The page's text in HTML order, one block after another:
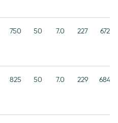
750 50 7.0 227 672
825 50 7.0 229 684